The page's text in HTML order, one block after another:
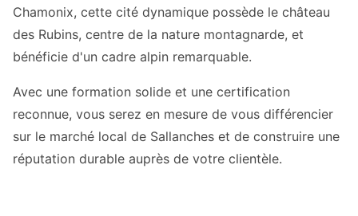
Chamonix, cette cité dynamique possède le château
des Rubins, centre de la nature montagnarde, et
bénéficie d'un cadre alpin remarquable.
Avec une formation solide et une certification
reconnue, vous serez en mesure de vous différencier
sur le marché local de Sallanches et de construire une
réputation durable auprès de votre clientèle.